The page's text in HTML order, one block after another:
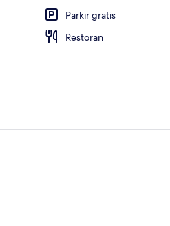
Parkir gratis
Restoran